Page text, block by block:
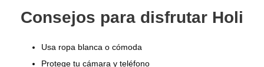
Consejos para disfrutar Holi
Usa ropa blanca o cómoda
Protege tu cámara y teléfono